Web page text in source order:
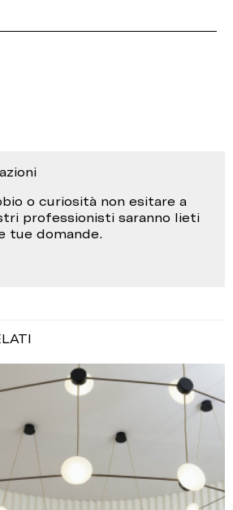
o curiosità non esitare a
professionisti saranno lieti
tue domande.